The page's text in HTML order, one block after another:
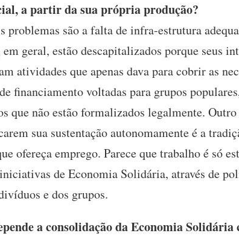
a partir da sua própria produção?
problemas são a falta de infra-estrutura
geral, estão descapitalizados porque seus
atividades que apenas dava para cobrir as
financiamento voltadas para grupos
que não estão formalizados legalmente. Outro
sua sustentação autonomamente é a
ofereça emprego. Parece que trabalho é só
de Economia Solidária, através de
e dos grupos.
a consolidação da Economia